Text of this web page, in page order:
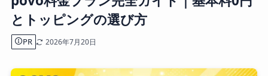
とトッピングの選び方
PR 2026年7月20日